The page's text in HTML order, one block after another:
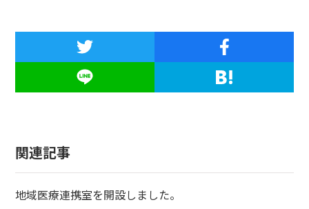
関連記事
地域医療連携室を開設しました。